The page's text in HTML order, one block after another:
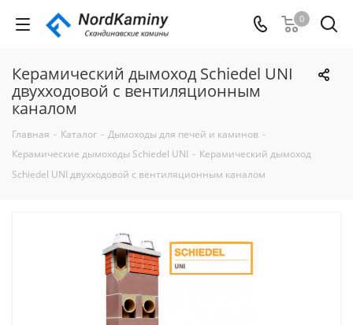
0
Керамический дымоход Schiedel UNI
двухходовой с вентиляционным
каналом
Главная - Каталог - Дымоходы для печей и каминов -
Керамические дымоходы Schiedel UNI - Керамический дымоход
Schiedel UNI двухходовой с вентиляционным каналом